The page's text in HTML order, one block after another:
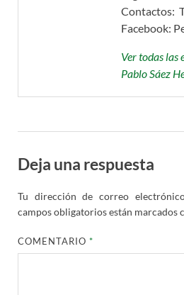
Contactos:
Facebook:
Ver todas las
Pablo Sáez
Deja una respuesta
Tu dirección de correo
campos obligatorios están marcados
COMENTARIO*